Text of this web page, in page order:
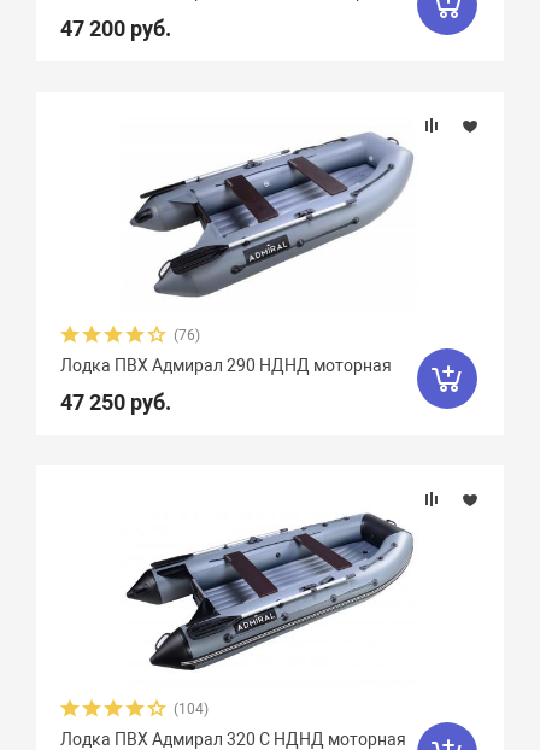
Тип киля
Максимальная мощность мотора, л.с.
Вес, кг
47 200 руб.
(76)
Лодка ПВХ Адмирал 290 НДНД моторная
47 250 руб.
(104)
Лодка ПВХ Адмирал 320 C НДНД моторная